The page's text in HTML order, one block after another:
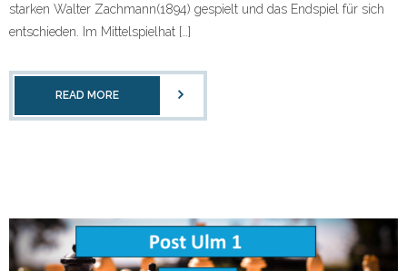
starken Walter Zachmann(1894) gespielt und das Endspiel für sich
entschieden. Im Mittelspielhat […]
READ MORE